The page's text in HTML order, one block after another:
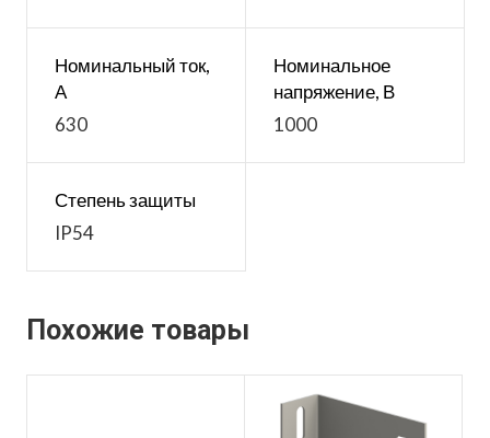
Номинальный ток,
А
630
Номинальное
напряжение, В
1000
Степень защиты
IP54
Похожие товары